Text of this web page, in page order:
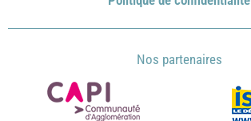
Nos partenaires